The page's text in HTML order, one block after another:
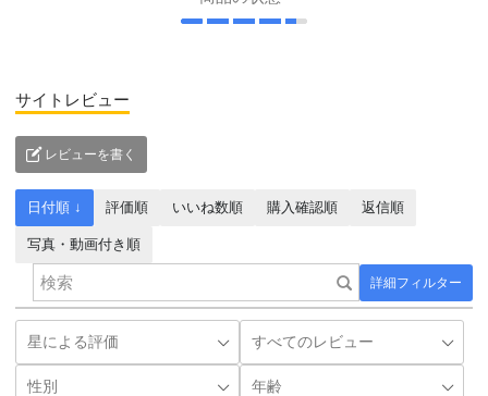
サイトレビュー
レビューを書く
詳細フィルター
日付順 ↓ 評価順 いいね数順 購入確認順 返信順
写真・動画付き順